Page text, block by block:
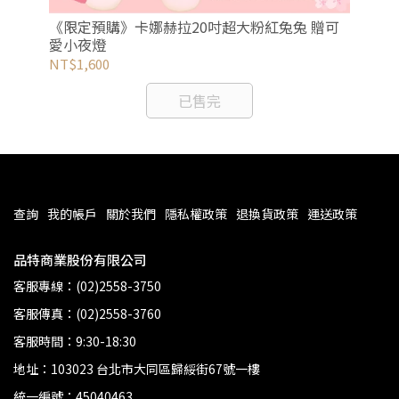
《限定預購》卡娜赫拉20吋超大粉紅兔兔 贈可
愛小夜燈
NT$1,600
已售完
查詢 我的帳戶 關於我們 隱私權政策 退換貨政策 運送政策
品特商業股份有限公司
客服專線：(02)2558-3750
客服傳真：(02)2558-3760
客服時間：9:30-18:30
地址：103023 台北市大同區歸綏街67號一樓